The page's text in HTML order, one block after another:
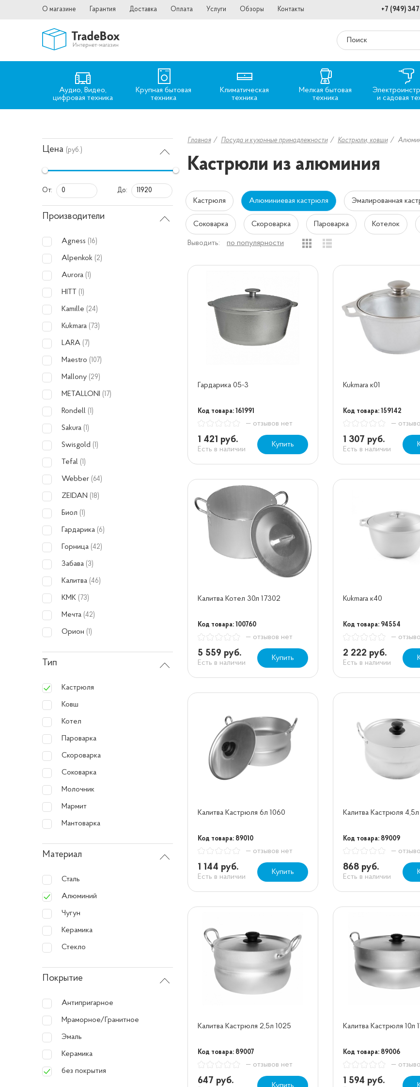
О магазине Гарантия Доставка Оплата Услуги Обзоры Контакты +7 (949)
Аудио, Видео,
цифровая техника
Крупная бытовая
техника
Климатическая
техника
Мелкая бытовая
техника
и садовая
Цена (руб.)
От: До:
Производители
Agness (16)
Alpenkok (2)
Aurora (1)
HITT (1)
Kamille (24)
Kukmara (73)
LARA (7)
Maestro (107)
Mallony (29)
METALLONI (17)
Rondell (1)
Sakura (1)
Swisgold (1)
Tefal (1)
Webber (64)
ZEIDAN (18)
Биол (1)
Гардарика (6)
Горница (42)
Забава (3)
Калитва (46)
КМК (73)
Мечта (42)
Орион (1)
Тип
Кастрюля
Ковш
Котел
Пароварка
Скороварка
Соковарка
Молочник
Мармит
Мантоварка
Материал
Сталь
Алюминий
Чугун
Керамика
Стекло
Покрытие
Антипригарное
Мраморное/Гранитное
Эмаль
Керамика
без покрытия
Главная Посуда и кухонные принадлежности Кастрюли, ковши
Кастрюли из алюминия
Кастрюля Алюминиевая кастрюля Эмалированная
Соковарка Скороварка Пароварка Котелок
Выводить: по популярности
Гардарика 05-3
Код товара: 161991
— отзывов нет
1 421 руб.
Есть в наличии
Купить
Kukmara к01
Код товара: 159142
—
1 307 руб.
Есть в наличии
Калитва Котел 30л 17302
Код товара: 100760
— отзывов нет
5 559 руб.
Есть в наличии
Купить
Kukmara к40
Код товара: 94554
—
2 222 руб.
Есть в наличии
Калитва Кастрюля 6л 1060
Код товара: 89010
— отзывов нет
1 144 руб.
Есть в наличии
Купить
Калитва Кастрюля 4,5л
Код товара: 89009
—
868 руб.
Есть в наличии
Калитва Кастрюля 2,5л 1025
Код товара: 89007
— отзывов нет
647 руб.
Калитва Кастрюля 10л
Код товара: 89006
—
1 594 руб.